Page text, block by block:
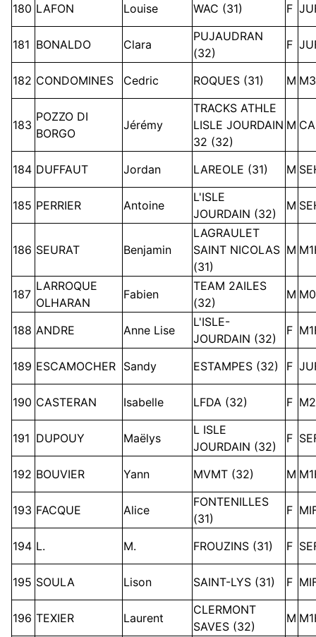
180 LAFON Louise WAC (31) F
181 BONALDO Clara
PUJAUDRAN
(32)
F
182 CONDOMINES Cedric ROQUES (31) M
183
POZZO DI
BORGO
Jérémy
TRACKS ATHLE
LISLE JOURDAIN
32 (32)
M
184 DUFFAUT Jordan LAREOLE (31) M
185 PERRIER Antoine
L'ISLE
JOURDAIN (32)
M
186 SEURAT Benjamin
LAGRAULET
SAINT NICOLAS
(31)
M
187
LARROQUE
OLHARAN
Fabien
TEAM 2AILES
(32)
M
188 ANDRE Anne Lise
L'ISLE-
JOURDAIN (32)
F
189 ESCAMOCHER Sandy ESTAMPES (32) F
190 CASTERAN Isabelle LFDA (32) F
191 DUPOUY Maëlys
L ISLE
JOURDAIN (32)
F
192 BOUVIER Yann MVMT (32) M
193 FACQUE Alice
FONTENILLES
(31)
F
194 L. M. FROUZINS (31) F
195 SOULA Lison SAINT-LYS (31) F
196 TEXIER Laurent
CLERMONT
SAVES (32)
M